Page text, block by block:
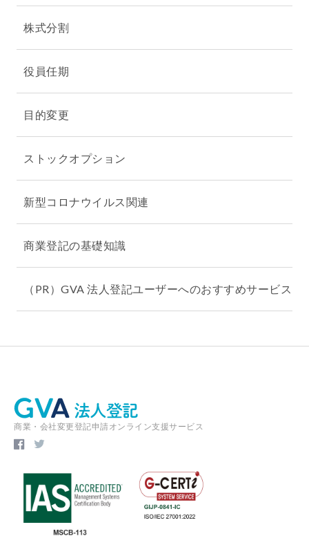
株式分割
役員任期
目的変更
ストックオプション
新型コロナウイルス関連
商業登記の基礎知識
（PR）GVA 法人登記ユーザーへのおすすめサービス
商業・会社変更登記申請オンライン支援サービス